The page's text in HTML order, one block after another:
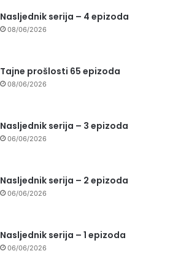
Nasljednik serija – 4 epizoda
08/06/2026
Tajne prošlosti 65 epizoda
08/06/2026
Nasljednik serija – 3 epizoda
06/06/2026
Nasljednik serija – 2 epizoda
06/06/2026
Nasljednik serija – 1 epizoda
06/06/2026